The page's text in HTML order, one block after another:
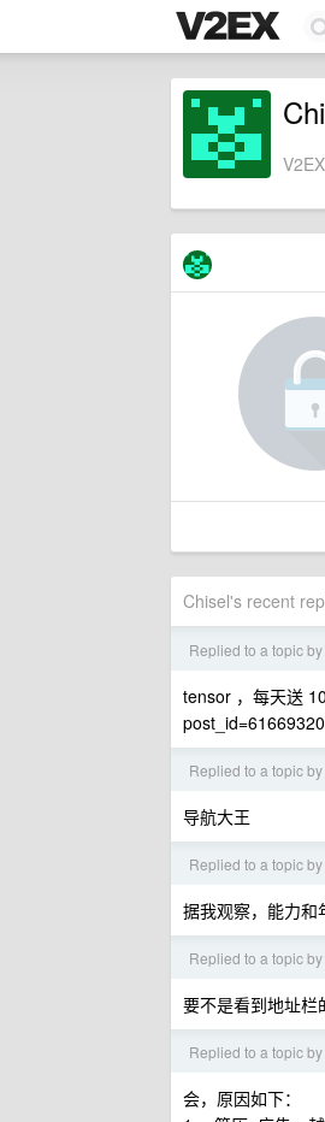
Chisel's recent
Replied to a topic by
tensor ，每天送
Replied to a topic by
导航大王
Replied to a topic by
据我观察，能力和
Replied to a topic by
要不是看到地址栏
Replied to a topic by
会，原因如下：